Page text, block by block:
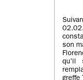
son
qu’il